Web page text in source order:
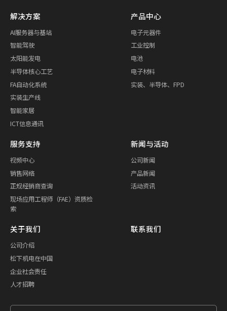
解决方案
AI服务器与基站
智能驾驶
太阳能发电
半导体核心工艺
FA自动化系统
实装生产线
智能家居
ICT信息通讯
产品中心
电子元器件
工业控制
电池
电子材料
实装、半导体、FPD
服务支持
视频中心
销售网络
正规经销商查询
现场应用工程师（FAE）资质检
索
新闻与活动
公司新闻
产品新闻
活动资讯
关于我们
公司介绍
松下机电在中国
企业社会责任
人才招聘
联系我们